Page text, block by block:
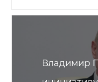
Владимир